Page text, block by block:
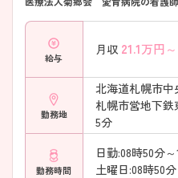
給与
月収 21.1万円～
勤務地
北海道札幌市中
札幌市営地下鉄
5分
勤務時間
日勤:08時50分～
土曜日:08時50分